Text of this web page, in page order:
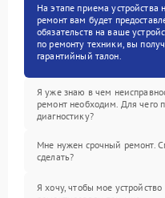
На этапе приема
ремонт вам будет
обязательств на ваше
по ремонту техники, вы
гарантийный талон.
Я уже знаю в чем
ремонт необходим. Для чего
диагностику?
Мне нужен срочный ремонт.
сделать?
Я хочу, чтобы мое устройство